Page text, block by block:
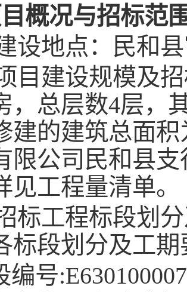
概况与招标范
设地点：民和
目建设规模及
，总层数4层，
建的建筑总面
限公司民和县
见工程量清单。
标工程标段划
标段划分及工
编号